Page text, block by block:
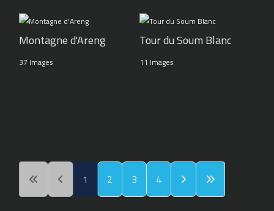
Montagne d'Areng
37 Images
Tour du Soum Blanc
11 Images
1 2 3 4